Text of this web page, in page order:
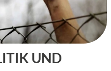
UND